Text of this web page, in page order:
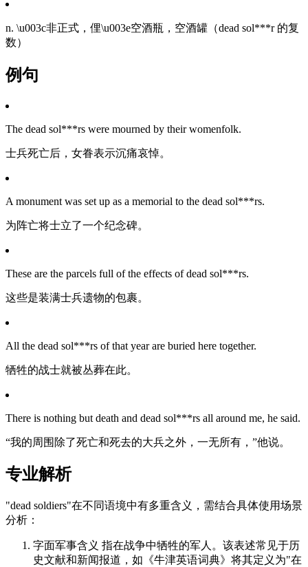
n. \u003c非正式，俚\u003e空酒瓶，空酒罐（dead sol***r 的复
数）
例句
The dead sol***rs were mourned by their womenfolk.
士兵死亡后，女眷表示沉痛哀悼。
A monument was set up as a memorial to the dead sol***rs.
为阵亡将士立了一个纪念碑。
These are the parcels full of the effects of dead sol***rs.
这些是装满士兵遗物的包裹。
All the dead sol***rs of that year are buried here together.
牺牲的战士就被丛葬在此。
There is nothing but death and dead sol***rs all around me, he said.
“我的周围除了死亡和死去的大兵之外，一无所有，”他说。
专业解析
"dead soldiers"在不同语境中有多重含义，需结合具体使用场景
分析：
字面军事含义 指在战争中牺牲的军人。该表述常见于历
史文献和新闻报道，如《牛津英语词典》将其定义为"在